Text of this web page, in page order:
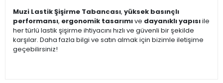
Muzi Lastik Şişirme Tabancası, yüksek basınçlı
performansı, ergonomik tasarımıve dayanıklı yapısıile
her türlü lastik şişirme ihtiyacını hızlı ve güvenli bir şekilde
karşılar. Daha fazla bilgi ve satın almak için bizimle iletişime
geçebilirsiniz!